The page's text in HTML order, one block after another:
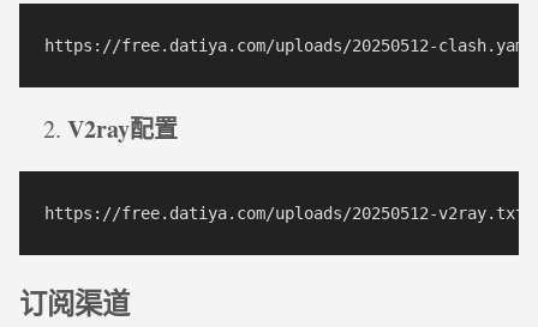
V2ray配置
订阅渠道